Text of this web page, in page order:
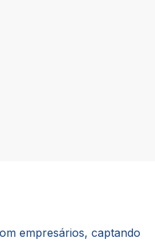
empresários, captando